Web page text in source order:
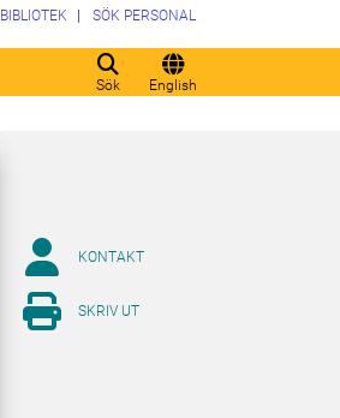
Sök English
BIBLIOTEK SÖK PERSONAL
KONTAKT
SKRIV UT